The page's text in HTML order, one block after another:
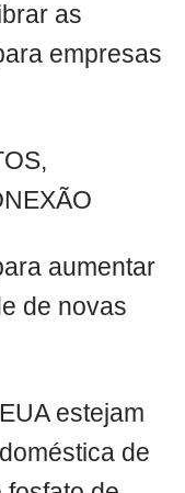
as
empresas
aumentar
de novas
estejam
de